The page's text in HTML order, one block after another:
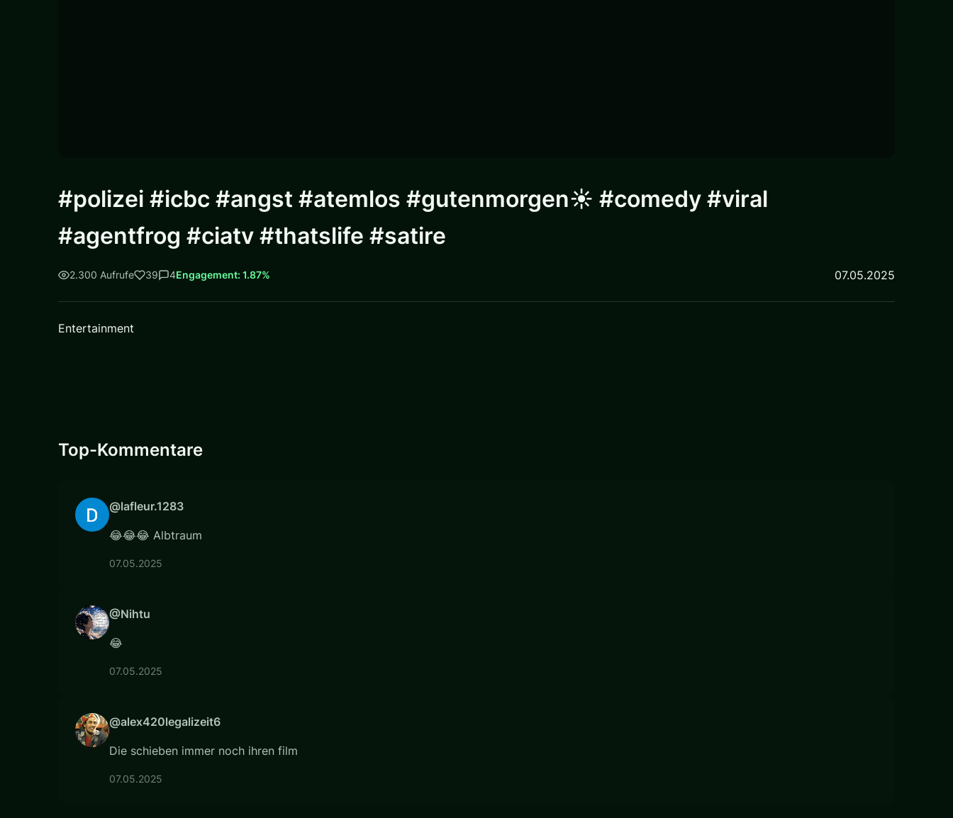
#polizei #icbc #angst #atemlos #gutenmorgen☀️ #comedy #viral
#agentfrog #ciatv #thatslife #satire
2.300 Aufrufe 39 4Engagement: 1.87% 07.05.2025
Entertainment
Top-Kommentare
@lafleur.1283
😂😂😂 Albtraum
07.05.2025
@Nihtu
😂
07.05.2025
@alex420legalizeit6
Die schieben immer noch ihren film
07.05.2025